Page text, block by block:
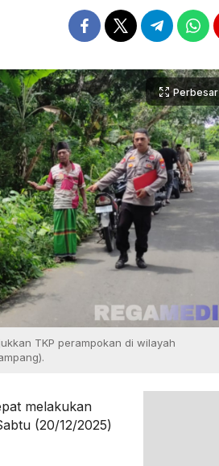
Perbesar
TKP perampokan di wilayah
melakukan
(20/12/2025)